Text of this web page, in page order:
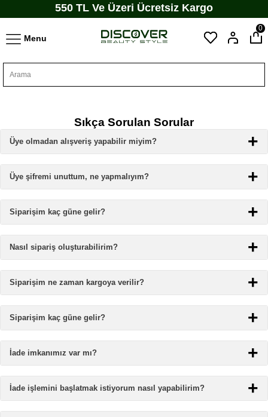
550 TL Ve Üzeri Ücretsiz Kargo
Menu
0
Sıkça Sorulan Sorular
Üye olmadan alışveriş yapabilir miyim?
Üye şifremi unuttum, ne yapmalıyım?
Siparişim kaç güne gelir?
Nasıl sipariş oluşturabilirim?
Siparişim ne zaman kargoya verilir?
Siparişim kaç güne gelir?
İade imkanımız var mı?
İade işlemini başlatmak istiyorum nasıl yapabilirim?